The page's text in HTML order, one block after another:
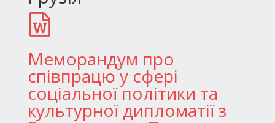
Меморандум про
співпрацю у сфері
соціальної політики та
культурної дипломатії з